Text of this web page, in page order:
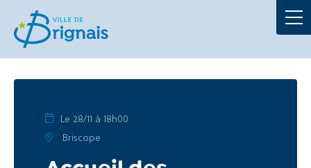
Le 28/11 à 18h00
Briscope
La Mairie
Au quotidien